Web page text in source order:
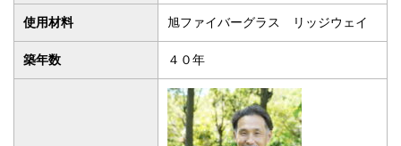
使用材料 旭ファイバーグラス リッジウェイ
築年数 ４０年